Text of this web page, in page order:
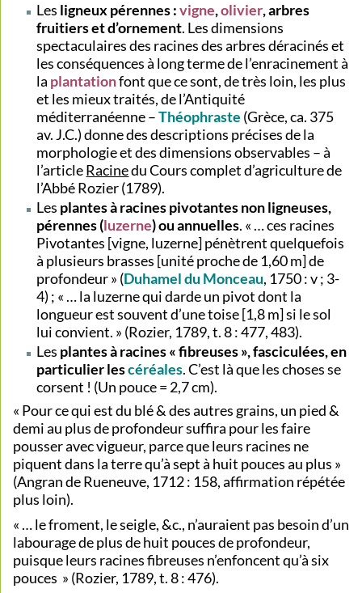
Les ligneux pérennes :vigne,olivier, arbres
fruitiers et d’ornement. Les dimensions
spectaculaires des racines des arbres déracinés et
les conséquences à long terme de l’enracinement à
la plantationfont que ce sont, de très loin, les plus
et les mieux traités, de l’Antiquité
méditerranéenne –Théophraste (Grèce, ca. 375
av. J.C.) donne des descriptions précises de la
morphologie et des dimensions observables – à
l’articleRacinedu Cours complet d’agriculture de
l’Abbé Rozier (1789).
Les plantes à racines pivotantes non ligneuses,
pérennes (luzerne) ou annuelles. « … ces racines
Pivotantes [vigne, luzerne] pénètrent quelquefois
à plusieurs brasses [unité proche de 1,60 m] de
profondeur » (Duhamel du Monceau, 1750 : v ; 3-
4) ; « … la luzerne qui darde un pivot dont la
longueur est souvent d’une toise [1,8 m] si le sol
lui convient. » (Rozier, 1789, t. 8 : 477, 483).
Les plantes à racines « fibreuses », fasciculées, en
particulier lescéréales. C’est là que les choses se
corsent ! (Un pouce = 2,7 cm).
« Pour ce qui est du blé & des autres grains, un pied &
demi au plus de profondeur suffira pour les faire
pousser avec vigueur, parce que leurs racines ne
piquent dans la terre qu’à sept à huit pouces au plus »
(Angran de Rueneuve, 1712 : 158, affirmation répétée
plus loin).
« … le froment, le seigle, &c., n’auraient pas besoin d’un
labourage de plus de huit pouces de profondeur,
puisque leurs racines fibreuses n’enfoncent qu’à six
pouces » (Rozier, 1789, t. 8 : 476).